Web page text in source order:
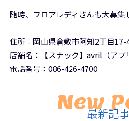
随時、フロアレディさんも大募
住所：岡山県倉敷市阿知2丁目17-
店舗名：【スナック】avril（アブ
電話番号：086-426-4700
New最新記事